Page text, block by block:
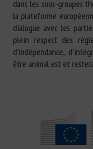
dans les sous-groupes
la plateforme
dialogue avec les
plein respect des
d’indépendance,
être animal est et